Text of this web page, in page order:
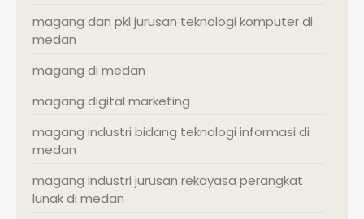
magang dan pkl jurusan teknologi komputer di
medan
magang di medan
magang digital marketing
magang industri bidang teknologi informasi di
medan
magang industri jurusan rekayasa perangkat
lunak di medan